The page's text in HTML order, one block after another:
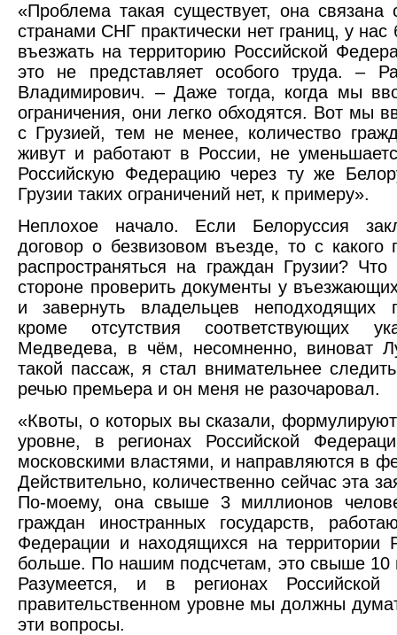
«Проблема такая существует, она
странами СНГ практически нет границ, у
въезжать на территорию Российской
это не представляет особого труда. –
Владимирович. – Даже тогда, когда мы
ограничения, они легко обходятся. Вот мы
с Грузией, тем не менее, количество
живут и работают в России, не
Российскую Федерацию через ту же
Грузии таких ограничений нет, к примеру».
Неплохое начало. Если Белоруссия
договор о безвизовом въезде, то с какого
распространяться на граждан Грузии?
стороне проверить документы у
и завернуть владельцев неподходящих
кроме отсутствия соответствующих
Медведева, в чём, несомненно, виноват
такой пассаж, я стал внимательнее
речью премьера и он меня не разочаровал.
«Квоты, о которых вы сказали,
уровне, в регионах Российской
московскими властями, и направляются в
Действительно, количественно сейчас эта
По-моему, она свыше 3 миллионов
граждан иностранных государств,
Федерации и находящихся на территории
больше. По нашим подсчетам, это свыше 10
Разумеется, и в регионах
правительственном уровне мы должны
эти вопросы.